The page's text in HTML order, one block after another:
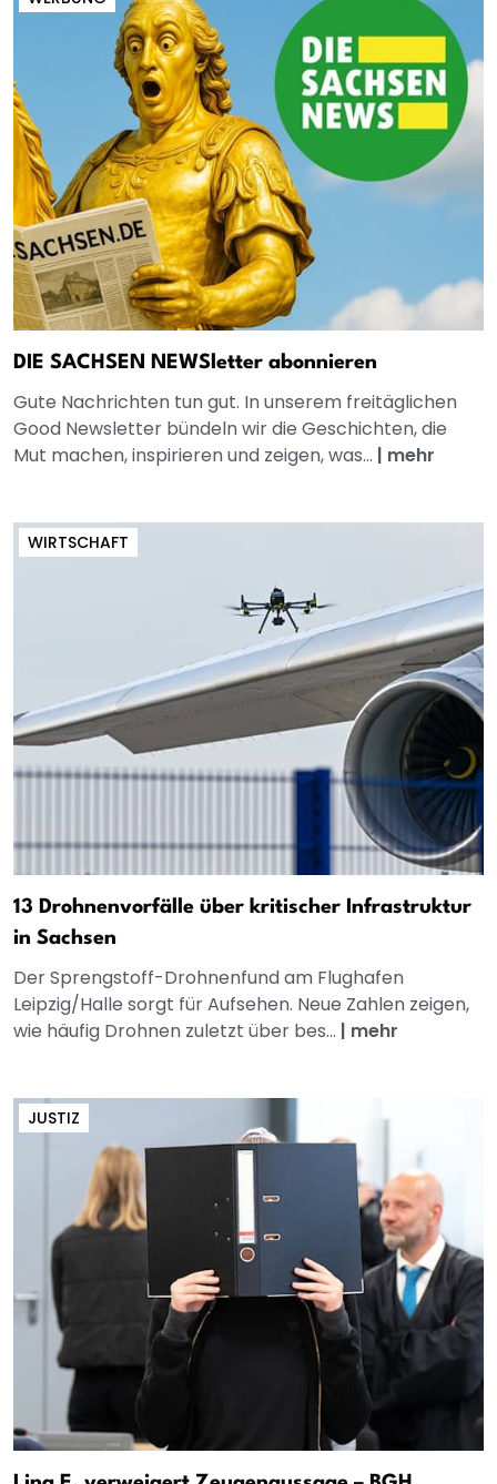
DIE SACHSEN NEWSletter abonnieren
Gute Nachrichten tun gut. In unserem freitäglichen
Good Newsletter bündeln wir die Geschichten, die
Mut machen, inspirieren und zeigen, was... | mehr
WIRTSCHAFT
13 Drohnenvorfälle über kritischer Infrastruktur
in Sachsen
Der Sprengstoff-Drohnenfund am Flughafen
Leipzig/Halle sorgt für Aufsehen. Neue Zahlen zeigen,
wie häufig Drohnen zuletzt über bes... | mehr
JUSTIZ